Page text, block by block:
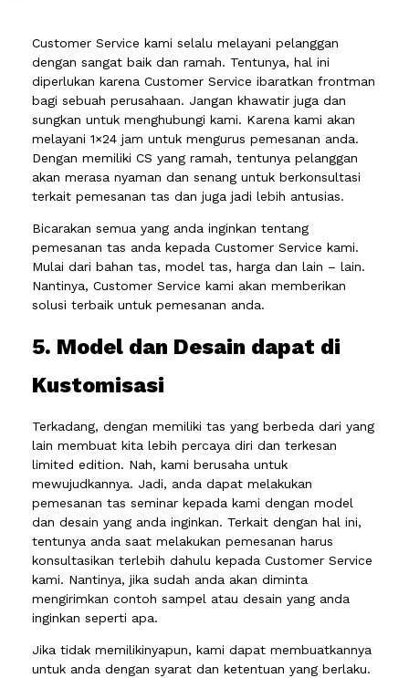
Customer Service kami selalu melayani pelanggan
dengan sangat baik dan ramah. Tentunya, hal ini
diperlukan karena Customer Service ibaratkan frontman
bagi sebuah perusahaan. Jangan khawatir juga dan
sungkan untuk menghubungi kami. Karena kami akan
melayani 1×24 jam untuk mengurus pemesanan anda.
Dengan memiliki CS yang ramah, tentunya pelanggan
akan merasa nyaman dan senang untuk berkonsultasi
terkait pemesanan tas dan juga jadi lebih antusias.
Bicarakan semua yang anda inginkan tentang
pemesanan tas anda kepada Customer Service kami.
Mulai dari bahan tas, model tas, harga dan lain – lain.
Nantinya, Customer Service kami akan memberikan
solusi terbaik untuk pemesanan anda.
5. Model dan Desain dapat di
Kustomisasi
Terkadang, dengan memiliki tas yang berbeda dari yang
lain membuat kita lebih percaya diri dan terkesan
limited edition. Nah, kami berusaha untuk
mewujudkannya. Jadi, anda dapat melakukan
pemesanan tas seminar kepada kami dengan model
dan desain yang anda inginkan. Terkait dengan hal ini,
tentunya anda saat melakukan pemesanan harus
konsultasikan terlebih dahulu kepada Customer Service
kami. Nantinya, jika sudah anda akan diminta
mengirimkan contoh sampel atau desain yang anda
inginkan seperti apa.
Jika tidak memilikinyapun, kami dapat membuatkannya
untuk anda dengan syarat dan ketentuan yang berlaku.